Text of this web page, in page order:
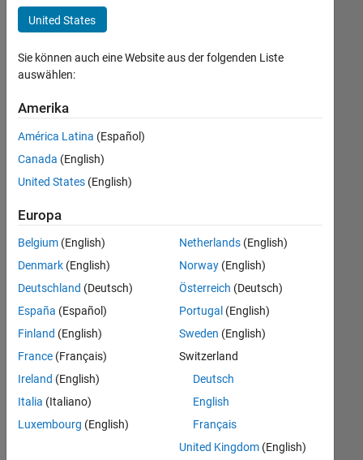
Information Technology
Technical Writing
Web Applications and Services
+2
Derzeit
es
keine
offenen
Stellen,
Ihren
Suchkriterien
entsprechen.
können
die
Suchkriterien
weiter
fassen
oder
alle
Stellenangebote
anzeigen .
United States
Sie können auch eine Website aus der folgenden Liste
auswählen:
Amerika
América Latina (Español)
Canada (English)
United States (English)
Europa
Belgium (English)
Denmark (English)
Deutschland (Deutsch)
España (Español)
Finland (English)
France (Français)
Ireland (English)
Italia (Italiano)
Luxembourg (English)
Netherlands(English)
Norway(English)
Österreich (Deutsch)
Portugal (English)
Sweden (English)
Switzerland
Deutsch
English
Français
United Kingdom(English)